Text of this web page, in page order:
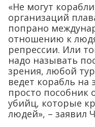
«Не могут
организаций
попрано
отношению к
репрессии. Или
надо называть
зрения, любой
ведет корабль
просто пособник
убийц, которые
людей», – заявил